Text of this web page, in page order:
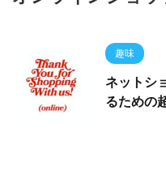
趣味
ネットシ
るための